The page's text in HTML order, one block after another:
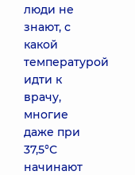
люди не
знают, с
какой
температурой
идти к
врачу,
многие
даже при
37,5°С
начинают